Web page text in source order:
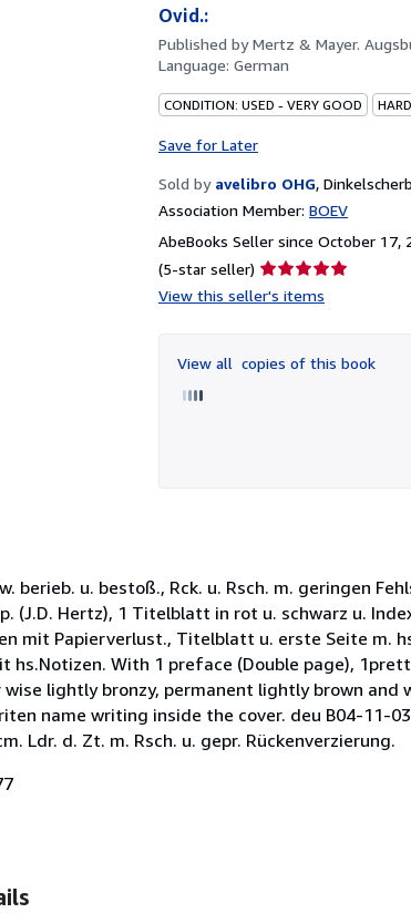
Ovid.:
Published byMertz & Mayer.
Language: German
CONDITION: USED - VERY GOOD
Save for Later
Sold by avelibro OHG,
Association Member: BOEV
AbeBooks Seller since October 17,
(5-star seller) Seller
rating
of
5
View this seller's items
View all copies of this book
berieb. u. bestoß., Rck. u. Rsch. m. geringen
(J.D. Hertz), 1 Titelblatt in rot u. schwarz u.
mit Papierverlust., Titelblatt u. erste Seite m.
hs.Notizen. With 1 preface (Double page),
wise lightly bronzy, permanent lightly brown
name writing inside the cover. deu B04-11-
Ldr. d. Zt. m. Rsch. u. gepr. Rückenverzierung.